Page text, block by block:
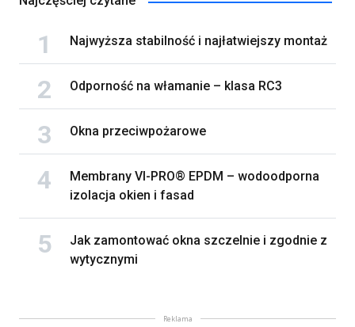
Najwyższa stabilność i najłatwiejszy montaż
Odporność na włamanie – klasa RC3
Okna przeciwpożarowe
Membrany VI-PRO® EPDM – wodoodporna
izolacja okien i fasad
Jak zamontować okna szczelnie i zgodnie z
wytycznymi
Reklama